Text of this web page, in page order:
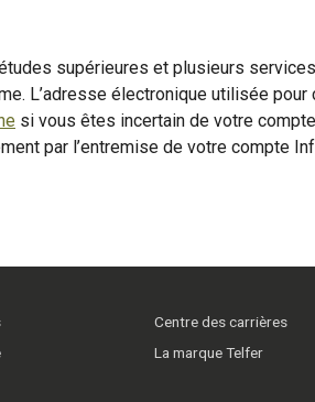
supérieures et plusieurs
L’adresse électronique utilisée
si vous êtes incertain de votre
par l’entremise de votre compte
Centre des carrières
La marque Telfer